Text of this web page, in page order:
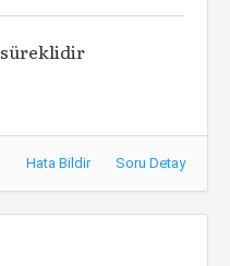
Hata Bildir Soru Detay